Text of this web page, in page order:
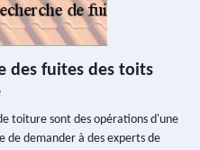
des fuites des toits
toiture sont des opérations d'une
demander à des experts de